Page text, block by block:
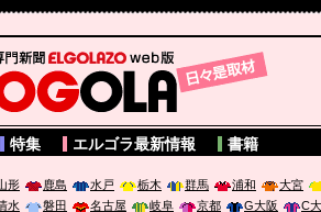
web版 BLOGOLA
特集 エルゴラ最新情報 書籍
形 鹿島 水戸 栃木 群馬 浦和
大宮
水 磐田 名古屋 岐阜 京都 G大阪
C